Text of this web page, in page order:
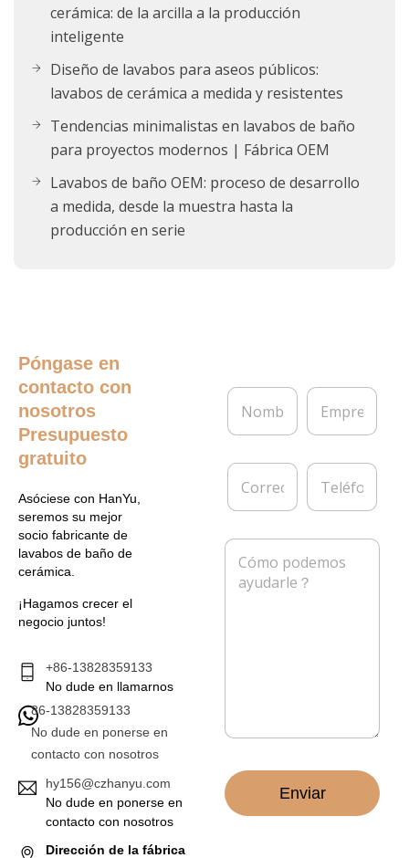
cerámica: de la arcilla a la producción
inteligente
Diseño de lavabos para aseos públicos:
lavabos de cerámica a medida y resistentes
Tendencias minimalistas en lavabos de baño
para proyectos modernos | Fábrica OEM
Lavabos de baño OEM: proceso de desarrollo
a medida, desde la muestra hasta la
producción en serie
Póngase en
contacto con
nosotros
Presupuesto
gratuito
Asóciese con HanYu,
seremos su mejor
socio fabricante de
lavabos de baño de
cerámica.
¡Hagamos crecer el
negocio juntos!
+86-13828359133
No dude en llamarnos
86-13828359133
No dude en ponerse en
contacto con nosotros
hy156@czhanyu.com
No dude en ponerse en
contacto con nosotros
Dirección de la fábrica
N
m
r
E
p
e
C
r
e
c
T
l
f
o
n
M
Enviar